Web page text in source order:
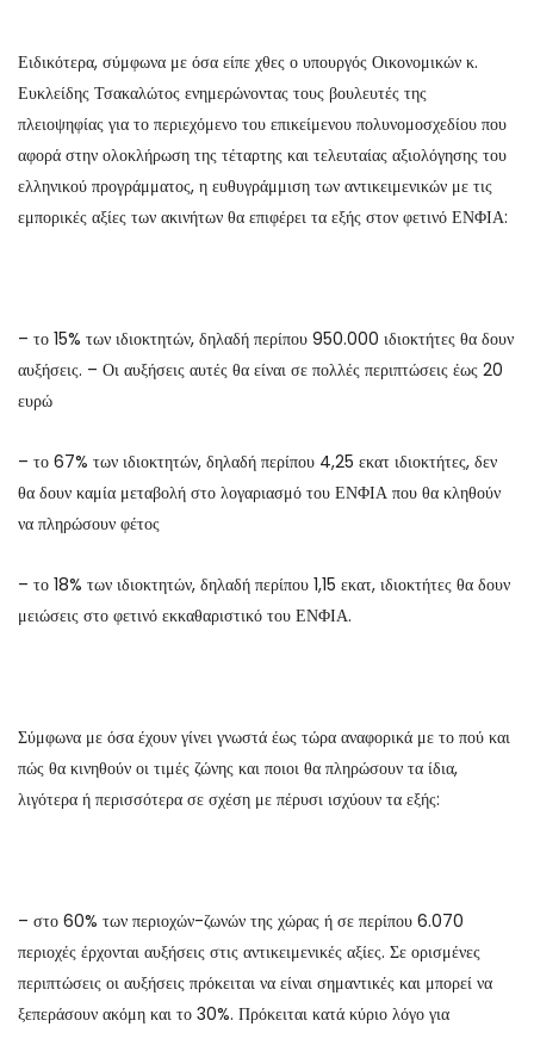
Ειδικότερα, σύμφωνα με όσα είπε χθες ο υπουργός Οικονομικών κ.
Ευκλείδης Τσακαλώτος ενημερώνοντας τους βουλευτές της
πλειοψηφίας για το περιεχόμενο του επικείμενου πολυνομοσχεδίου που
αφορά στην ολοκλήρωση της τέταρτης και τελευταίας αξιολόγησης του
ελληνικού προγράμματος, η ευθυγράμμιση των αντικειμενικών με τις
εμπορικές αξίες των ακινήτων θα επιφέρει τα εξής στον φετινό ΕΝΦΙΑ:
– το 15% των ιδιοκτητών, δηλαδή περίπου 950.000 ιδιοκτήτες θα δουν
αυξήσεις. – Οι αυξήσεις αυτές θα είναι σε πολλές περιπτώσεις έως 20
ευρώ
– το 67% των ιδιοκτητών, δηλαδή περίπου 4,25 εκατ ιδιοκτήτες, δεν
θα δουν καμία μεταβολή στο λογαριασμό του ΕΝΦΙΑ που θα κληθούν
να πληρώσουν φέτος
– το 18% των ιδιοκτητών, δηλαδή περίπου 1,15 εκατ, ιδιοκτήτες θα δουν
μειώσεις στο φετινό εκκαθαριστικό του ΕΝΦΙΑ.
Σύμφωνα με όσα έχουν γίνει γνωστά έως τώρα αναφορικά με το πού και
πώς θα κινηθούν οι τιμές ζώνης και ποιοι θα πληρώσουν τα ίδια,
λιγότερα ή περισσότερα σε σχέση με πέρυσι ισχύουν τα εξής:
– στο 60% των περιοχών-ζωνών της χώρας ή σε περίπου 6.070
περιοχές έρχονται αυξήσεις στις αντικειμενικές αξίες. Σε ορισμένες
περιπτώσεις οι αυξήσεις πρόκειται να είναι σημαντικές και μπορεί να
ξεπεράσουν ακόμη και το 30%. Πρόκειται κατά κύριο λόγο για